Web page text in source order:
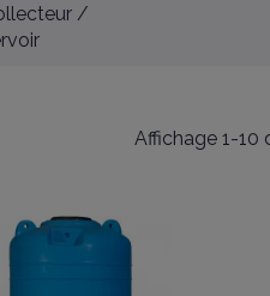
/
Affichage 1-10